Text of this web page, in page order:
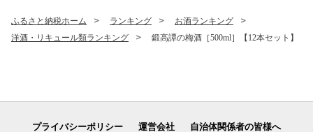
ふるさと納税ホーム ランキング
お酒ランキング
洋酒・リキュール類ランキング
鍛高譚の梅酒［500ml］【12本セット】
プライバシーポリシー 運営会社 自治体関係者の皆様へ